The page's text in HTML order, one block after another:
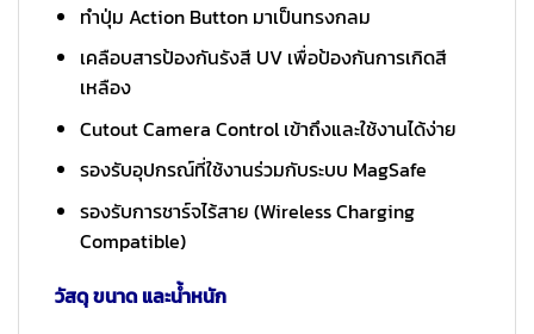
ทำปุ่ม Action Button มาเป็นทรงกลม
เคลือบสารป้องกันรังสี UV เพื่อป้องกันการเกิดสี
เหลือง
Cutout Camera Control เข้าถึงและใช้งานได้ง่าย
รองรับอุปกรณ์ที่ใช้งานร่วมกับระบบ MagSafe
รองรับการชาร์จไร้สาย (Wireless Charging
Compatible)
วัสดุ ขนาด และน้ำหนัก